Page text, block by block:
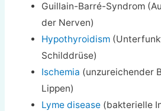
Guillain-Barré-Syndrom
der Nerven)
Hypothyroidism
Schilddrüse)
Ischemia (unzureichender
Lippen)
Lyme disease (bakterielle